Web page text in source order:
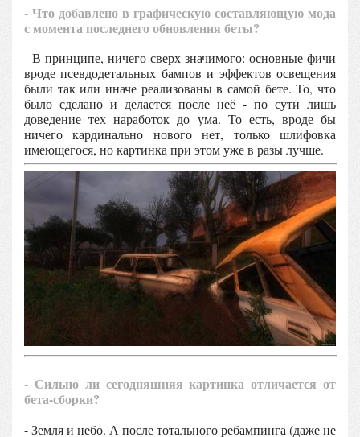
- Что добавлено в графическую составляющую мода
с момента последнего обновления беты?
- В принципе, ничего сверх значимого: основные фичи
вроде псевдодетальных бампов и эффектов освещения
были так или иначе реализованы в самой бете. То, что
было сделано и делается после неё - по сути лишь
доведение тех наработок до ума. То есть, вроде бы
ничего кардинально нового нет, только шлифовка
имеющегося, но картинка при этом уже в разы лучше.
- Сильно ли сегодняшняя картинка отличается от
бета-сборки?
- Земля и небо. А после тотального ребампинга (даже не